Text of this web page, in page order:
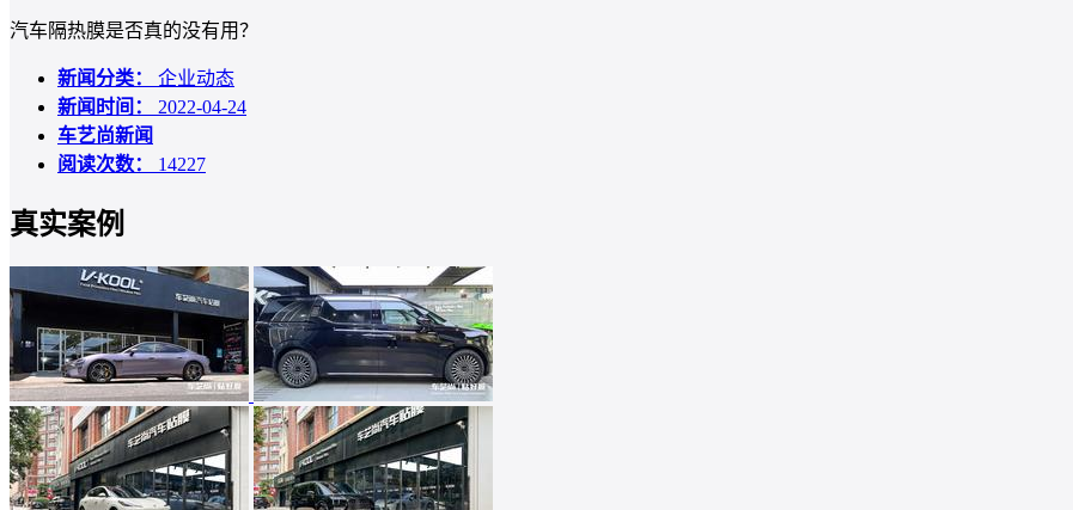
汽车隔热膜是否真的没有用？
新闻分类： 企业动态
新闻时间： 2022-04-24
车艺尚新闻
阅读次数： 14227
真实案例